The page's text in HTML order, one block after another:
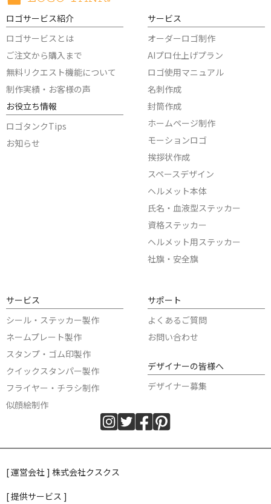
ロゴサービス紹介
ロゴサービスとは
ご注文から購入まで
無料リクエスト機能について
制作実績・お客様の声
お役立ち情報
ロゴタンクTips
お知らせ
サービス
オーダーロゴ制作
AIプロ仕上げプラン
ロゴ使用マニュアル
名刺作成
封筒作成
ホームページ制作
モーションロゴ
挨拶状作成
スペースデザイン
ヘルメット本体
氏名・血液型ステッカー
資格ステッカー
ヘルメット用ステッカー
社旗・安全旗
サービス
シール・ステッカー製作
ネームプレート製作
スタンプ・ゴム印製作
クイックスタンパー製作
フライヤー・チラシ制作
似顔絵制作
サポート
よくあるご質問
お問い合わせ
デザイナーの皆様へ
デザイナー募集
[ 運営会社 ] 株式会社クスクス
[ 提供サービス ]